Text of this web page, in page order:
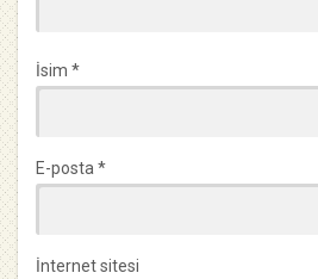
İsim *
E-posta *
İnternet sitesi